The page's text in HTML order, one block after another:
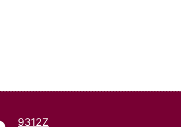
9312Z